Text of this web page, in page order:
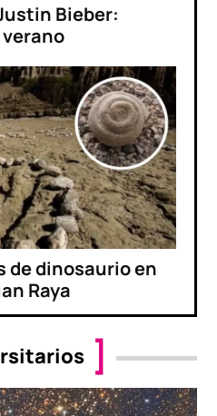
Bieber:
verano
de dinosaurio en
Raya